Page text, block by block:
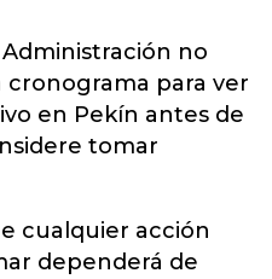
no
para ver
en Pekín antes de
tomar
cualquier acción
dependerá de